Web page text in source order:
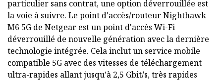
particulier sans contrat, une option déverrouillée est
la voie à suivre. Le point d'accès/routeur Nighthawk
M6 5G de Netgear est un point d'accès Wi-Fi
déverrouillé de nouvelle génération avec la dernière
technologie intégrée. Cela inclut un service mobile
compatible 5G avec des vitesses de téléchargement
ultra-rapides allant jusqu'à 2,5 Gbit/s, très rapides